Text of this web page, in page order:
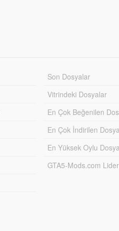
Son Dosyalar
Vitrindeki Dosyalar
En Çok Beğenilen
En Çok İndirilen
En Yüksek Oylu
GTA5-Mods.com